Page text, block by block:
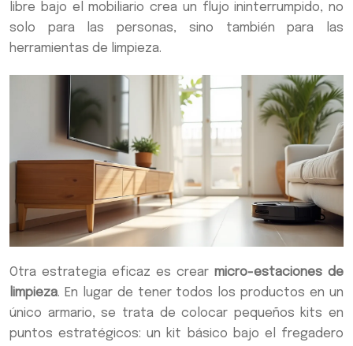
libre bajo el mobiliario crea un flujo ininterrumpido, no
solo para las personas, sino también para las
herramientas de limpieza.
Otra estrategia eficaz es crear micro-estaciones de
limpieza. En lugar de tener todos los productos en un
único armario, se trata de colocar pequeños kits en
puntos estratégicos: un kit básico bajo el fregadero